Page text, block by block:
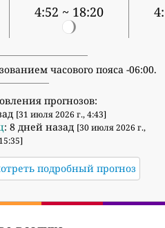
4:52 ~ 18:20
часового пояса -06:00.
прогнозов:
[31 июля 2026 г., 4:43]
: 8 дней назад [30 июля 2026 г.,
15:35]
подробный прогноз